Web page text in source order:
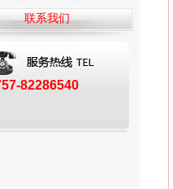
联系我们
82286540